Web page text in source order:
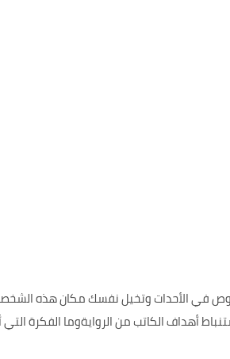
في الأحدات وتخيل نفسك مكان هذه
أهداف الكاتب من الروايةوما الفكرة التي